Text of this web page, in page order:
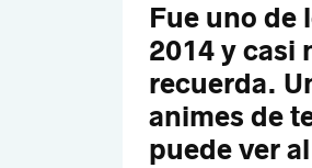
Fue uno de
2014 y casi
recuerda.
animes de
puede ver